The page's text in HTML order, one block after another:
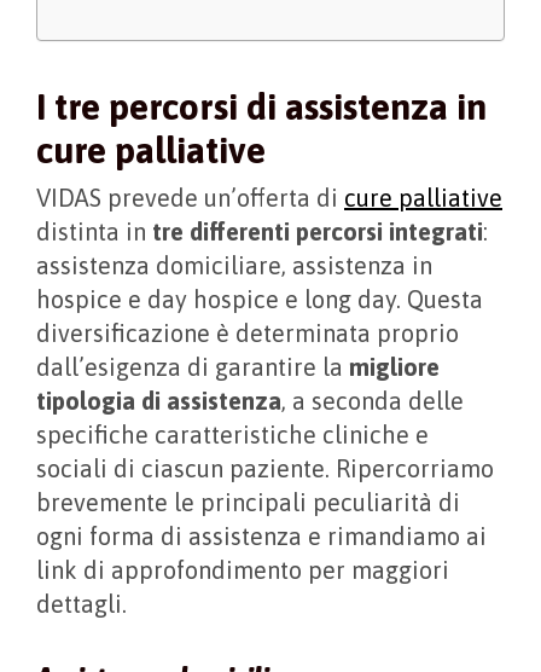
I tre percorsi di assistenza in
cure palliative
VIDAS prevede un’offerta di cure palliative
distinta in tre differenti percorsi integrati:
assistenza domiciliare, assistenza in
hospice e day hospice e long day. Questa
diversificazione è determinata proprio
dall’esigenza di garantire la migliore
tipologia di assistenza, a seconda delle
specifiche caratteristiche cliniche e
sociali di ciascun paziente. Ripercorriamo
brevemente le principali peculiarità di
ogni forma di assistenza e rimandiamo ai
link di approfondimento per maggiori
dettagli.